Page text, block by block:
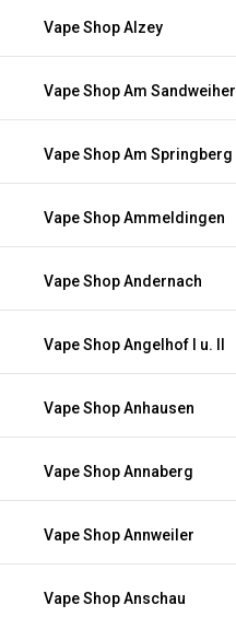
Vape Shop Alzey
Vape Shop Am Sandweiher
Vape Shop Am Springberg
Vape Shop Ammeldingen
Vape Shop Andernach
Vape Shop Angelhof I u. II
Vape Shop Anhausen
Vape Shop Annaberg
Vape Shop Annweiler
Vape Shop Anschau